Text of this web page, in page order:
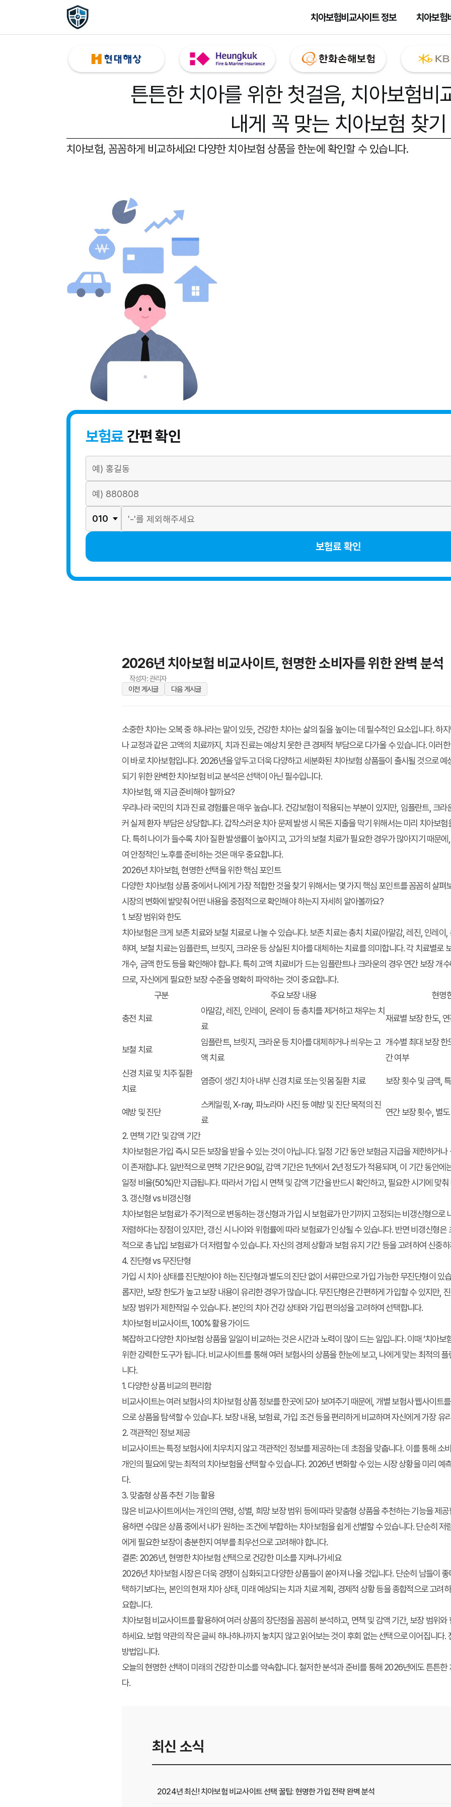
치아보험비교사이트 정보 치아보험
튼튼한 치아를 위한 첫걸음, 치아보험비
내게 꼭 맞는 치아보험 찾기
치아보험, 꼼꼼하게 비교하세요! 다양한 치아보험 상품을 한눈에 확인할 수 있습니다.
보험료간편 확인
보험료 확인
2026년 치아보험 비교사이트, 현명한 소비자를 위한 완벽 분석
작성자: 관리자
이전 게시글
다음 게시글
소중한 치아는 오복 중 하나라는 말이 있듯, 건강한 치아는 삶의 질을 높이는 데 필수적인 요소입니다. 하
나 교정과 같은 고액의 치료까지, 치과 진료는 예상치 못한 큰 경제적 부담으로 다가올 수 있습니다. 이러
이 바로 치아보험입니다. 2026년을 앞두고 더욱 다양하고 세분화된 치아보험 상품들이 출시될 것으로
되기 위한 완벽한 치아보험 비교 분석은 선택이 아닌 필수입니다.
치아보험, 왜 지금 준비해야 할까요?
우리나라 국민의 치과 진료 경험률은 매우 높습니다. 건강보험이 적용되는 부분이 있지만, 임플란트, 크
커 실제 환자 부담은 상당합니다. 갑작스러운 치아 문제 발생 시 목돈 지출을 막기 위해서는 미리 치아보
다. 특히 나이가 들수록 치아 질환 발생률이 높아지고, 고가의 보철 치료가 필요한 경우가 많아지기 때문
여 안정적인 노후를 준비하는 것은 매우 중요합니다.
2026년 치아보험, 현명한 선택을 위한 핵심 포인트
다양한 치아보험 상품 중에서 나에게 가장 적합한 것을 찾기 위해서는 몇 가지 핵심 포인트를 꼼꼼히 살
시장의 변화에 발맞춰 어떤 내용을 중점적으로 확인해야 하는지 자세히 알아볼까요?
1. 보장 범위와 한도
치아보험은 크게 보존 치료와 보철 치료로 나눌 수 있습니다. 보존 치료는 충치 치료(아말감, 레진, 인레이
하며, 보철 치료는 임플란트, 브릿지, 크라운 등 상실된 치아를 대체하는 치료를 의미합니다. 각 치료별로
개수, 금액 한도 등을 확인해야 합니다. 특히 고액 치료비가 드는 임플란트나 크라운의 경우 연간 보장 개
므로, 자신에게 필요한 보장 수준을 명확히 파악하는 것이 중요합니다.
구분
주요 보장 내용 현명
충전 치료
아말감, 레진, 인레이, 온레이 등 충치를 제거하고 채우는 치
료
재료별 보장 한도,
보철 치료
임플란트, 브릿지, 크라운 등 치아를 대체하거나 씌우는 고
액 치료
개수별 최대 보장
간 여부
신경 치료 및 치주 질환
치료
염증이 생긴 치아 내부 신경 치료 또는 잇몸 질환 치료 보장 횟수 및 금액,
예방 및 진단
스케일링, X-ray, 파노라마 사진 등 예방 및 진단 목적의 진
료
연간 보장 횟수, 별
2. 면책 기간 및 감액 기간
치아보험은 가입 즉시 모든 보장을 받을 수 있는 것이 아닙니다. 일정 기간 동안 보험금 지급을 제한하거
이 존재합니다. 일반적으로 면책 기간은 90일, 감액 기간은 1년에서 2년 정도가 적용되며, 이 기간 동안에
일정 비율(50%)만 지급됩니다. 따라서 가입 시 면책 및 감액 기간을 반드시 확인하고, 필요한 시기에 맞
3. 갱신형 vs 비갱신형
치아보험은 보험료가 주기적으로 변동하는 갱신형과 가입 시 보험료가 만기까지 고정되는 비갱신형으로
저렴하다는 장점이 있지만, 갱신 시 나이와 위험률에 따라 보험료가 인상될 수 있습니다. 반면 비갱신형은
적으로 총 납입 보험료가 더 저렴할 수 있습니다. 자신의 경제 상황과 보험 유지 기간 등을 고려하여 신중
4. 진단형 vs 무진단형
가입 시 치아 상태를 진단받아야 하는 진단형과 별도의 진단 없이 서류만으로 가입 가능한 무진단형이 있
롭지만, 보장 한도가 높고 보장 내용이 유리한 경우가 많습니다. 무진단형은 간편하게 가입할 수 있지만,
보장 범위가 제한적일 수 있습니다. 본인의 치아 건강 상태와 가입 편의성을 고려하여 선택합니다.
치아보험 비교사이트, 100% 활용 가이드
복잡하고 다양한 치아보험 상품을 일일이 비교하는 것은 시간과 노력이 많이 드는 일입니다. 이때 ‘치아보
위한 강력한 도구가 됩니다. 비교사이트를 통해 여러 보험사의 상품을 한눈에 보고, 나에게 맞는 최적의
니다.
1. 다양한 상품 비교의 편리함
비교사이트는 여러 보험사의 치아보험 상품 정보를 한곳에 모아 보여주기 때문에, 개별 보험사 웹사이트
으로 상품을 탐색할 수 있습니다. 보장 내용, 보험료, 가입 조건 등을 편리하게 비교하며 자신에게 가장 유
2. 객관적인 정보 제공
비교사이트는 특정 보험사에 치우치지 않고 객관적인 정보를 제공하는 데 초점을 맞춥니다. 이를 통해 소
개인의 필요에 맞는 최적의 치아보험을 선택할 수 있습니다. 2026년 변화할 수 있는 시장 상황을 미리 예
다.
3. 맞춤형 상품 추천 기능 활용
많은 비교사이트에서는 개인의 연령, 성별, 희망 보장 범위 등에 따라 맞춤형 상품을 추천하는 기능을 제
용하면 수많은 상품 중에서 내가 원하는 조건에 부합하는 치아보험을 쉽게 선별할 수 있습니다. 단순히
에게 필요한 보장이 충분한지 여부를 최우선으로 고려해야 합니다.
결론: 2026년, 현명한 치아보험 선택으로 건강한 미소를 지켜나가세요
2026년 치아보험 시장은 더욱 경쟁이 심화되고 다양한 상품들이 쏟아져 나올 것입니다. 단순히 남들이
택하기보다는, 본인의 현재 치아 상태, 미래 예상되는 치과 치료 계획, 경제적 상황 등을 종합적으로 고려
요합니다.
치아보험 비교사이트를 활용하여 여러 상품의 장단점을 꼼꼼히 분석하고, 면책 및 감액 기간, 보장 범위
하세요. 보험 약관의 작은 글씨 하나하나까지 놓치지 않고 읽어보는 것이 후회 없는 선택으로 이어집니다.
방법입니다.
오늘의 현명한 선택이 미래의 건강한 미소를 약속합니다. 철저한 분석과 준비를 통해 2026년에도 튼튼한
다.
최신 소식
2024년 최신! 치아보험 비교사이트 선택 꿀팁: 현명한 가입 전략 완벽 분석